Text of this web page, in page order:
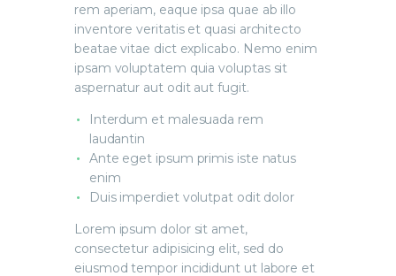
rem aperiam, eaque ipsa quae ab illo
inventore veritatis et quasi architecto
beatae vitae dict explicabo. Nemo enim
ipsam voluptatem quia voluptas sit
aspernatur aut odit aut fugit.
Interdum et malesuada rem
laudantin
Ante eget ipsum primis iste natus
enim
Duis imperdiet volutpat odit dolor
Lorem ipsum dolor sit amet,
consectetur adipisicing elit, sed do
eiusmod tempor incididunt ut labore et